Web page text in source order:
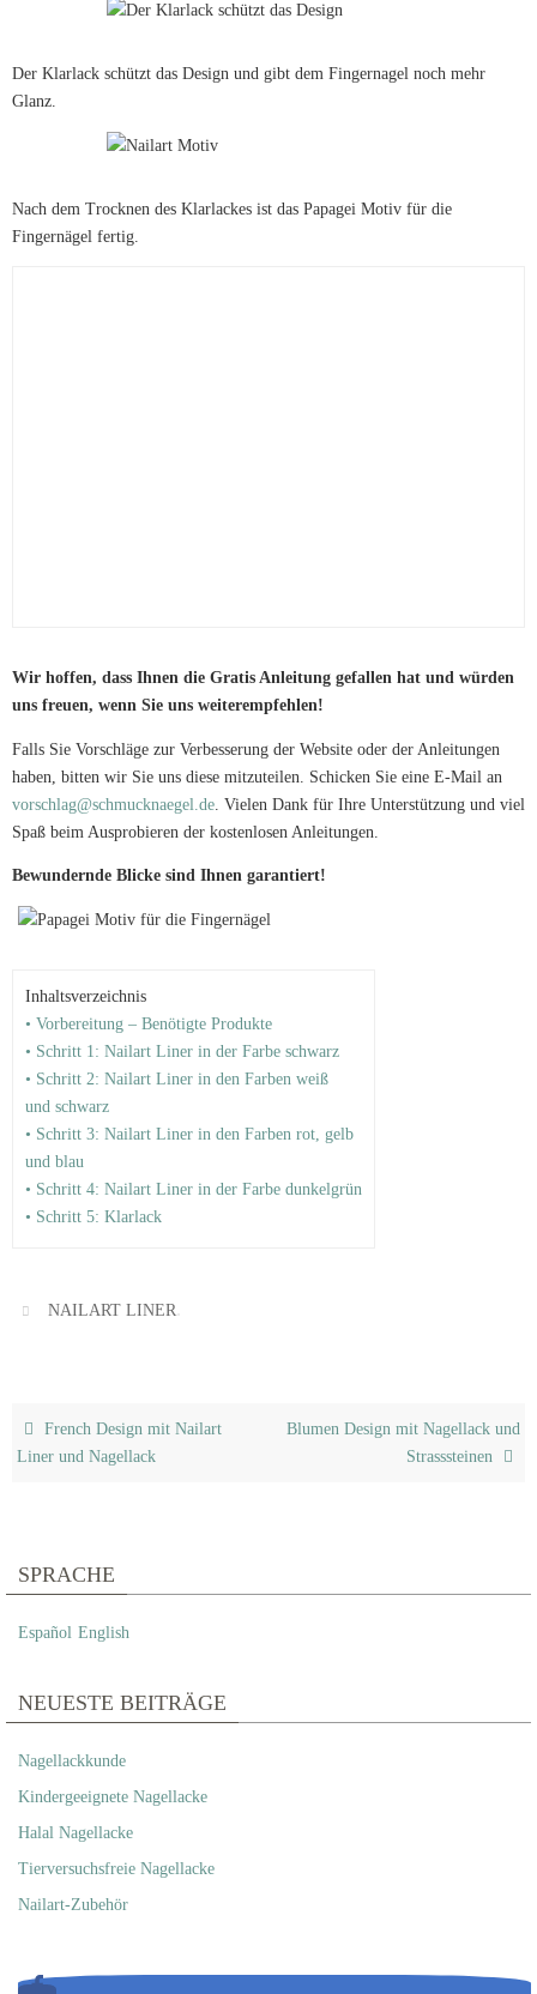
Der Klarlack schützt das Design und gibt dem Fingernagel noch mehr
Glanz.
Nach dem Trocknen des Klarlackes ist das Papagei Motiv für die
Fingernägel fertig.
Wir hoffen, dass Ihnen die Gratis Anleitung gefallen hat und würden
uns freuen, wenn Sie uns weiterempfehlen!
Falls Sie Vorschläge zur Verbesserung der Website oder der Anleitungen
haben, bitten wir Sie uns diese mitzuteilen. Schicken Sie eine E-Mail an
vorschlag@schmucknaegel.de . Vielen Dank für Ihre Unterstützung und viel
Spaß beim Ausprobieren der kostenlosen Anleitungen.
Bewundernde Blicke sind Ihnen garantiert!
Inhaltsverzeichnis
• Vorbereitung – Benötigte Produkte
• Schritt 1: Nailart Liner in der Farbe schwarz
• Schritt 2: Nailart Liner in den Farben weiß
und schwarz
• Schritt 3: Nailart Liner in den Farben rot, gelb
und blau
• Schritt 4: Nailart Liner in der Farbe dunkelgrün
• Schritt 5: Klarlack
NAILART LINER
French Design mit Nailart
Liner und Nagellack
Blumen Design mit Nagellack und
Strasssteinen
SPRACHE
Español English
NEUESTE BEITRÄGE
Nagellackkunde
Kindergeeignete Nagellacke
Halal Nagellacke
Tierversuchsfreie Nagellacke
Nailart-Zubehör